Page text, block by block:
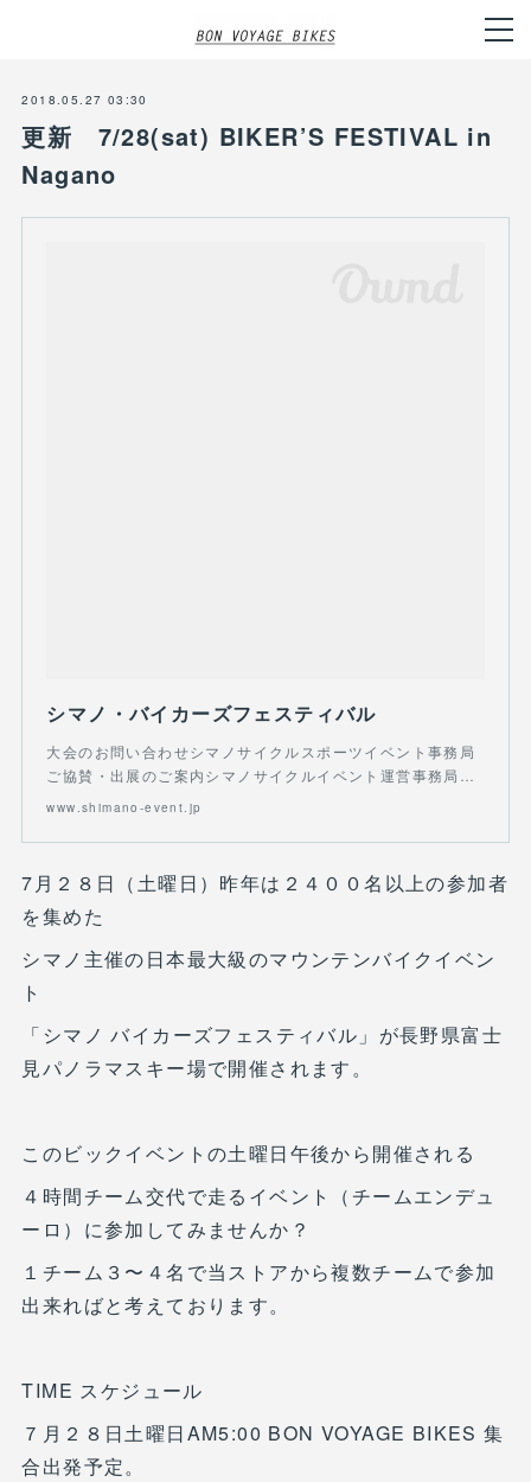
2018.05.27 03:30
更新 7/28(sat) BIKER’S FESTIVAL in
Nagano
シマノ・バイカーズフェスティバル
大会のお問い合わせシマノサイクルスポーツイベント事務局
ご協賛・出展のご案内シマノサイクルイベント運営事務局…
www.shimano-event.jp
7月２８日（土曜日）昨年は２４００名以上の参加者
を集めた
シマノ主催の日本最大級のマウンテンバイクイベン
ト
「シマノ バイカーズフェスティバル」が長野県富士
見パノラマスキー場で開催されます。
このビックイベントの土曜日午後から開催される
４時間チーム交代で走るイベント（チームエンデュ
ーロ）に参加してみませんか？
１チーム３〜４名で当ストアから複数チームで参加
出来ればと考えております。
TIME スケジュール
７月２８日土曜日AM5:00 BON VOYAGE BIKES 集
合出発予定。